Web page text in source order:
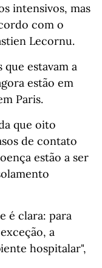
intensivos, mas
com o
Lecornu.
estavam a
estão em
Paris.
que oito
de contato
estão a ser
é clara: para
a
hospitalar",